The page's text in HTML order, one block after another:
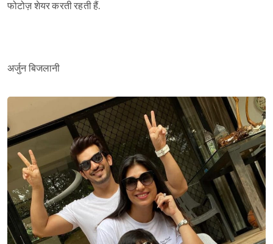
फोटोज़ शेयर करती रहती हैं.
अर्जुन बिजलानी